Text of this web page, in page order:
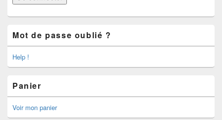
Mot de passe oublié ?
Help !
Panier
Voir mon panier